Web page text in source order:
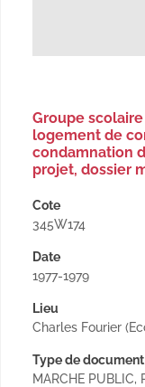
Groupe
logement de
condamnation
projet, dossier
Cote
345W174
Date
1977-1979
Lieu
Charles Fourier
Type de document
MARCHE PUBLIC,